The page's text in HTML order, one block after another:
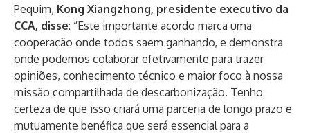
Pequim, Kong Xiangzhong, presidente executivo da
CCA, disse: “Este importante acordo marca uma
cooperação onde todos saem ganhando, e demonstra
onde podemos colaborar efetivamente para trazer
opiniões, conhecimento técnico e maior foco à nossa
missão compartilhada de descarbonização. Tenho
certeza de que isso criará uma parceria de longo prazo e
mutuamente benéfica que será essencial para a